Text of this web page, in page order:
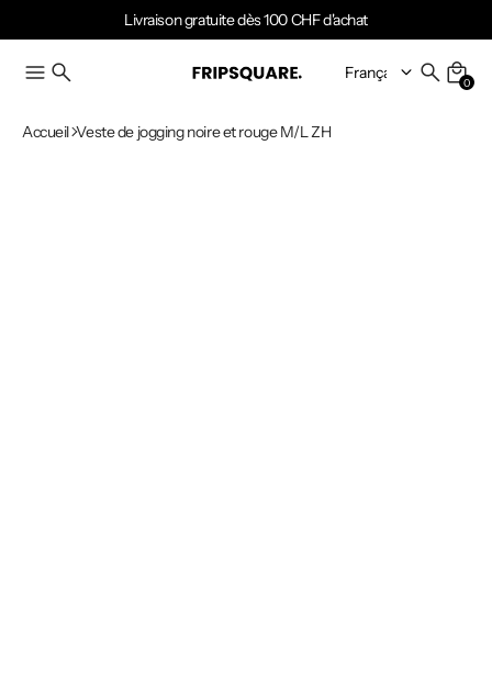
Livraison gratuite dès 100 CHF d'achat
0
Accueil Veste de jogging noire et rouge M/L ZH